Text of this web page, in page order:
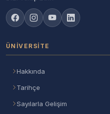
ÜNIVERSITE
Hakkında
Tarihçe
Sayılarla Gelişim